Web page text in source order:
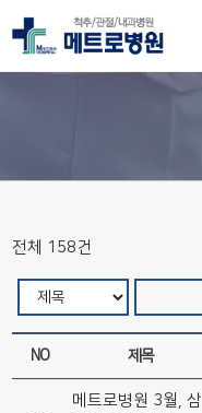
전체 158건
NO 제목
메트로병원 3월, 삼